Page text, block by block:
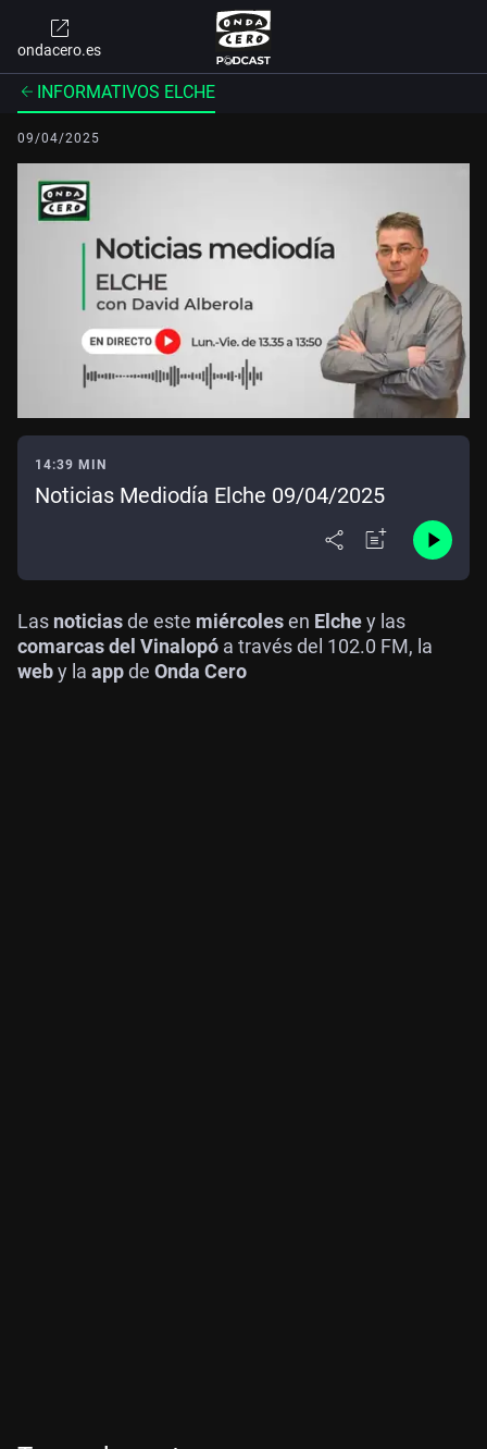
ondacero.es
INFORMATIVOS ELCHE
09/04/2025
14:39 MIN
Noticias Mediodía Elche 09/04/2025
Las noticiasde este miércolesen Elchey las
comarcas del Vinalopó a través del 102.0 FM, la
weby la appde Onda Cero